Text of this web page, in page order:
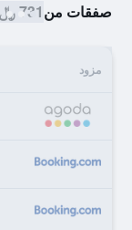
صفقات من731 ﷼
مزود